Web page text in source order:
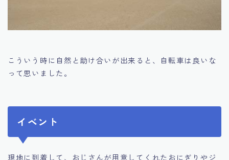
こういう時に自然と助け合いが出来ると、自転車は良いな
って思いました。
イベント
現地に到着して、おじさんが用意してくれたおにぎりやジ